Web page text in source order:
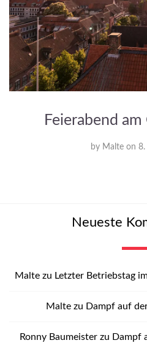
Feierabend am
by Malte on 8.
Neueste
Malte zu Letzter Betriebstag
Malte zu Dampf auf
Ronny Baumeister zu Dampf